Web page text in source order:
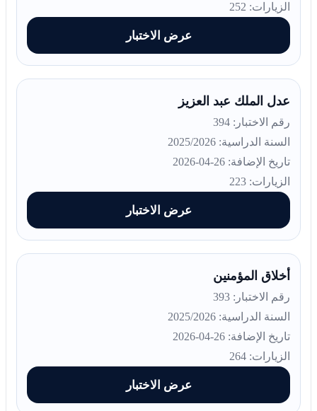
الزيارات: 252
عرض الاختبار
عدل الملك عبد العزيز
رقم الاختبار: 394
السنة الدراسية: 2025/2026
تاريخ الإضافة: 26-04-2026
الزيارات: 223
عرض الاختبار
أخلاق المؤمنين
رقم الاختبار: 393
السنة الدراسية: 2025/2026
تاريخ الإضافة: 26-04-2026
الزيارات: 264
عرض الاختبار